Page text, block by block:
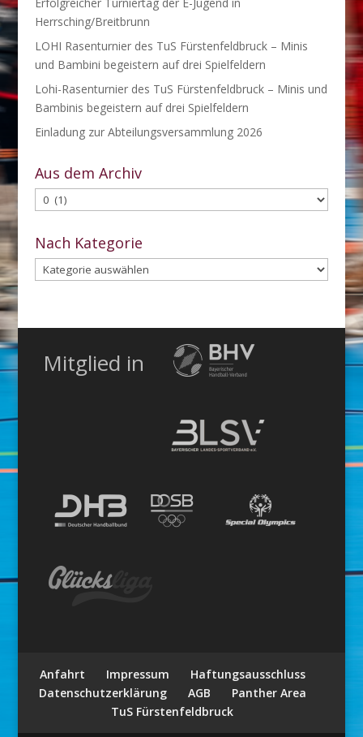
Herrsching/Breitbrunn
LOHI Rasenturnier des TuS Fürstenfeldbruck – Minis
und Bambini begeistern auf drei Spielfeldern
Lohi-Rasenturnier des TuS Fürstenfeldbruck – Minis und
Bambinis begeistern auf drei Spielfeldern
Einladung zur Abteilungsversammlung 2026
Aus dem Archiv
Aus
dem
Archiv
Nach Kategorie
Nach
Kategorie
Mitglied in
Anfahrt Impressum
Haftungsausschluss
Datenschutzerklärung
AGB
Panther Area
TuS Fürstenfeldbruck